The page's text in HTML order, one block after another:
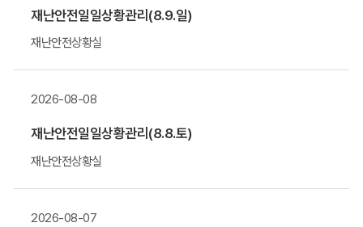
재난안전일일상황관리(8.9.일)
재난안전상황실
2026-08-08
재난안전일일상황관리(8.8.토)
재난안전상황실
2026-08-07